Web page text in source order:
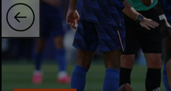
Formula 1
Gimnastică
Auto